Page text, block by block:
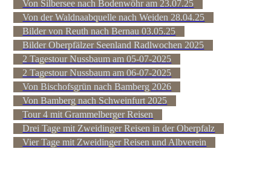
Von Silbersee nach Bodenwöhr am 23.07.25
Von der Waldnaabquelle nach Weiden 28.04.25
Bilder von Reuth nach Bernau 03.05.25
Bilder Oberpfälzer Seenland Radlwochen 2025
2 Tagestour Nussbaum am 05-07-2025
2 Tagestour Nussbaum am 06-07-2025
Von Bischofsgrün nach Bamberg 2026
Von Bamberg nach Schweinfurt 2025
Tour 4 mit Grammelberger Reisen
Drei Tage mit Zweidinger Reisen in der Oberpfalz
Vier Tage mit Zweidinger Reisen und Albverein